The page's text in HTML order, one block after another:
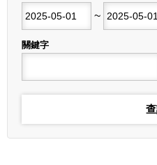
~
結束日期
關鍵字